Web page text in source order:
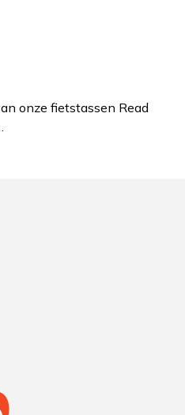
onze fietstassen Read